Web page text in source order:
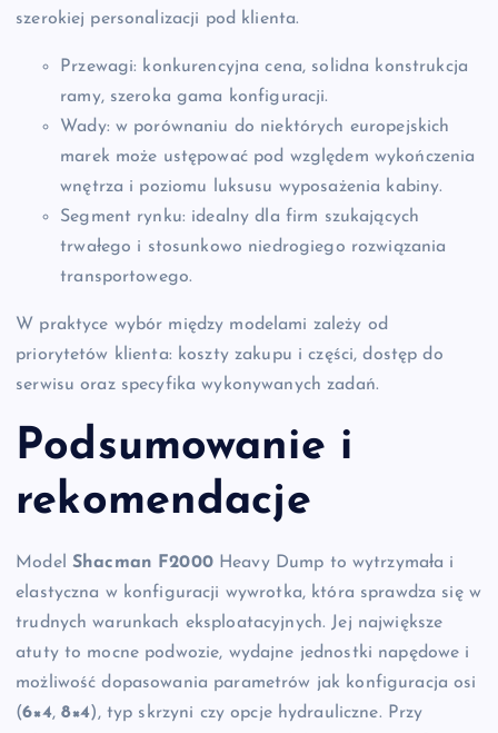
szerokiej personalizacji pod klienta.
Przewagi: konkurencyjna cena, solidna konstrukcja
ramy, szeroka gama konfiguracji.
Wady: w porównaniu do niektórych europejskich
marek może ustępować pod względem wykończenia
wnętrza i poziomu luksusu wyposażenia kabiny.
Segment rynku: idealny dla firm szukających
trwałego i stosunkowo niedrogiego rozwiązania
transportowego.
W praktyce wybór między modelami zależy od
priorytetów klienta: koszty zakupu i części, dostęp do
serwisu oraz specyfika wykonywanych zadań.
Podsumowanie i
rekomendacje
Model Shacman F2000Heavy Dump to wytrzymała i
elastyczna w konfiguracji wywrotka, która sprawdza się w
trudnych warunkach eksploatacyjnych. Jej największe
atuty to mocne podwozie, wydajne jednostki napędowe i
możliwość dopasowania parametrów jak konfiguracja osi
(6×4, 8×4), typ skrzyni czy opcje hydrauliczne. Przy